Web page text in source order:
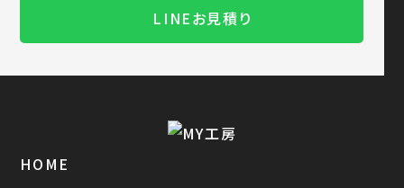
LINEお見積り
HOME